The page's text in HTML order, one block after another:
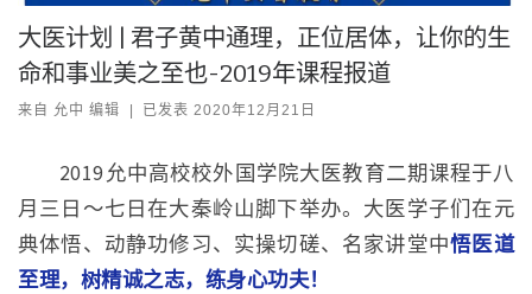
大医计划 | 君子黄中通理，正位居体，让你的生
命和事业美之至也-2019年课程报道
来自 允中 编辑 | 已发表 2020年12月21日
2019允中高校校外国学院大医教育二期课程于八
月三日～七日在大秦岭山脚下举办。大医学子们在元
典体悟、动静功修习、实操切磋、名家讲堂中悟医道
至理，树精诚之志，练身心功夫！